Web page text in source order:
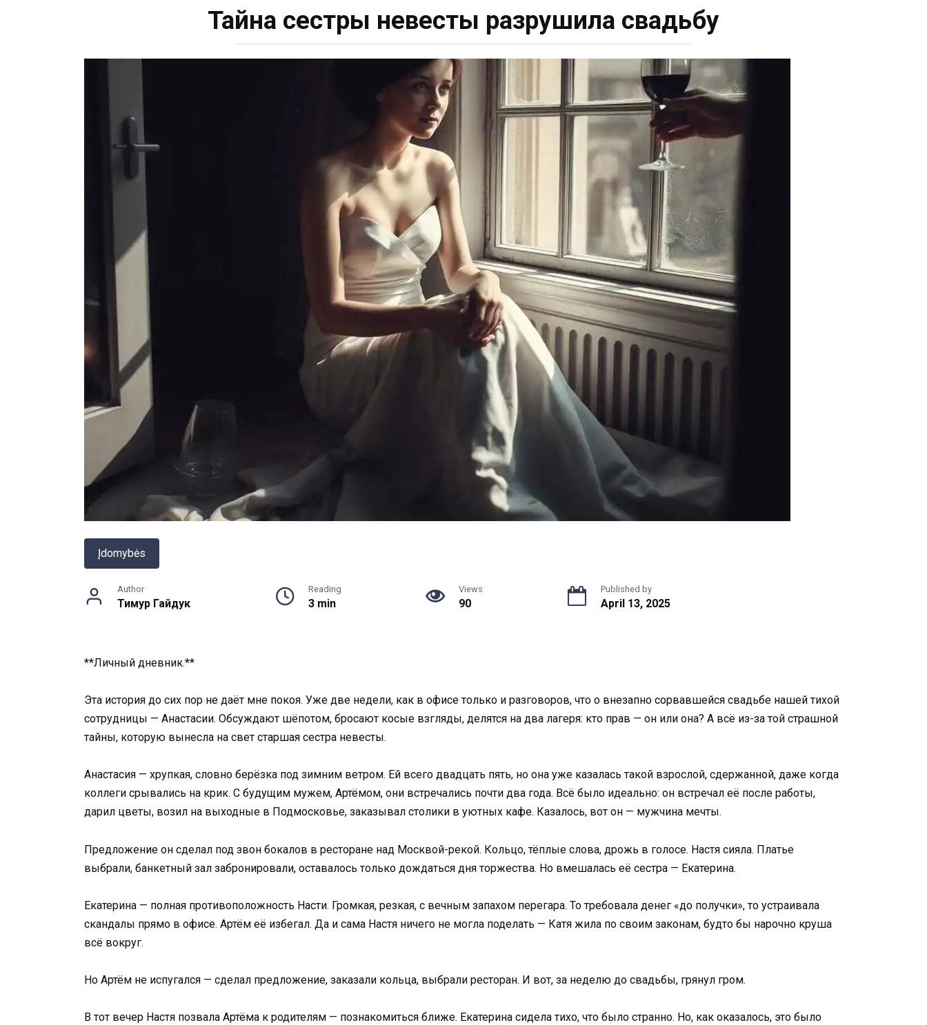
Тайна сестры невесты разрушила свадьбу
Įdomybės
Author
Тимур Гайдук
Reading
3 min
Views
90
Published by
April 13, 2025
**Личный дневник.**
Эта история до сих пор не даёт мне покоя. Уже две недели, как в офисе только и разговоров, что о внезапно сорвавшейся свадьбе нашей тихой
сотрудницы — Анастасии. Обсуждают шёпотом, бросают косые взгляды, делятся на два лагеря: кто прав — он или она? А всё из-за той страшной
тайны, которую вынесла на свет старшая сестра невесты.
Анастасия — хрупкая, словно берёзка под зимним ветром. Ей всего двадцать пять, но она уже казалась такой взрослой, сдержанной, даже когда
коллеги срывались на крик. С будущим мужем, Артёмом, они встречались почти два года. Всё было идеально: он встречал её после работы,
дарил цветы, возил на выходные в Подмосковье, заказывал столики в уютных кафе. Казалось, вот он — мужчина мечты.
Предложение он сделал под звон бокалов в ресторане над Москвой-рекой. Кольцо, тёплые слова, дрожь в голосе. Настя сияла. Платье
выбрали, банкетный зал забронировали, оставалось только дождаться дня торжества. Но вмешалась её сестра — Екатерина.
Екатерина — полная противоположность Насти. Громкая, резкая, с вечным запахом перегара. То требовала денег «до получки», то устраивала
скандалы прямо в офисе. Артём её избегал. Да и сама Настя ничего не могла поделать — Катя жила по своим законам, будто бы нарочно круша
всё вокруг.
Но Артём не испугался — сделал предложение, заказали кольца, выбрали ресторан. И вот, за неделю до свадьбы, грянул гром.
В тот вечер Настя позвала Артёма к родителям — познакомиться ближе. Екатерина сидела тихо, что было странно. Но, как оказалось, это было